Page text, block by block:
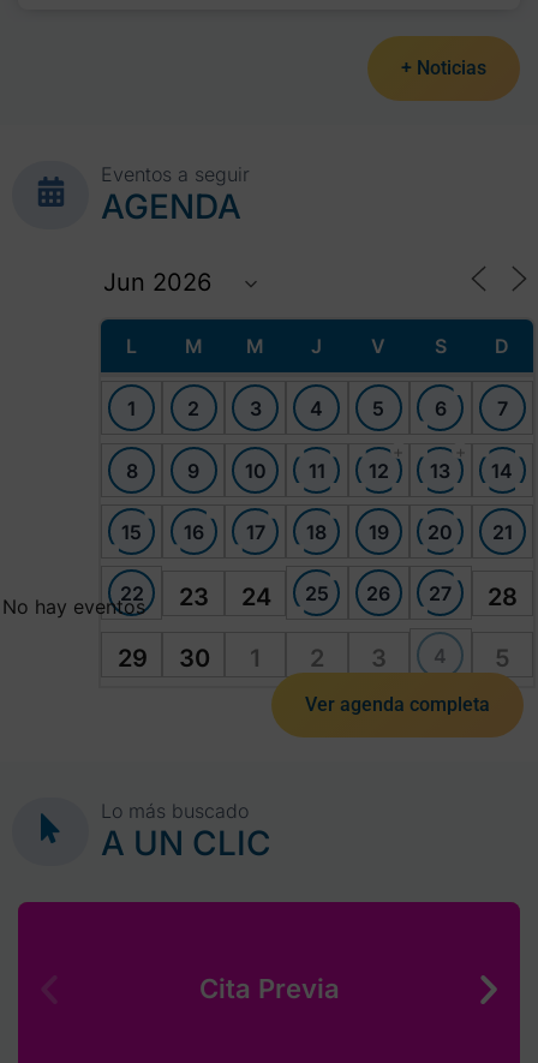
+ Noticias
Eventos a seguir
AGENDA
L M M J V S D
1 2 3 4 5 6 7
8 9 10 11 12
+
13
+
14
15 16 17 18 19 20 21
22 23 24 25 26 27 28
29 30 1 2 3 4 5
No hay eventos
Ver agenda completa
Lo más buscado
A UN CLIC
Cita Previa